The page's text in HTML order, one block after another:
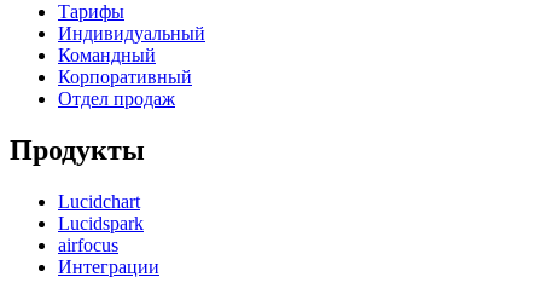
Тарифы
Индивидуальный
Командный
Корпоративный
Отдел продаж
Продукты
Lucidchart
Lucidspark
airfocus
Интеграции